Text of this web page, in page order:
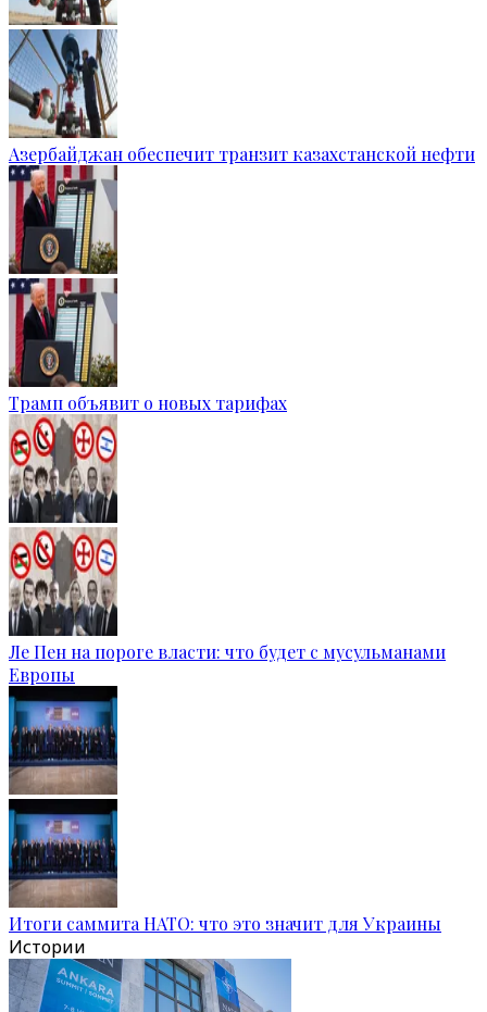
Азербайджан обеспечит транзит казахстанской нефти
Трамп объявит о новых тарифах
Ле Пен на пороге власти: что будет с мусульманами
Европы
Итоги саммита НАТО: что это значит для Украины
Истории